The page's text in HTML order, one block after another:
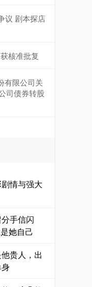
议 剧本探店
核准批复
有限公司关
司债券转股
情与强大
手信闪
她自己
贵人，出